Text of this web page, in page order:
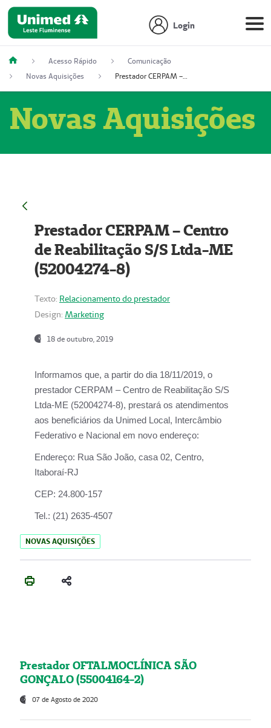
Login
Acesso Rápido
Comunicação
Novas Aquisições
Prestador CERPAM – Centro de Reabilitação S/S Ltda-ME (52004274-8)
Novas Aquisições
Prestador CERPAM – Centro
de Reabilitação S/S Ltda-ME
(52004274-8)
Texto: Relacionamento do prestador
Design: Marketing
18 de outubro, 2019
Informamos que, a partir do dia 18/11/2019, o
prestador CERPAM – Centro de Reabilitação S/S
Ltda-ME (52004274-8), prestará os atendimentos
aos beneficiários da Unimed Local, Intercâmbio
Federativo e Nacional em novo endereço:
Endereço: Rua São João, casa 02, Centro,
Itaboraí-RJ
CEP: 24.800-157
Tel.: (21) 2635-4507
NOVAS AQUISIÇÕES
Prestador OFTALMOCLÍNICA SÃO
GONÇALO (55004164-2)
07 de Agosto de 2020